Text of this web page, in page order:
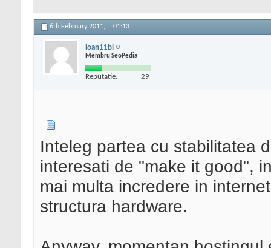
6th February 2011, 01:13
ioan11bl
Membru SeoPedia
Reputatie: 29
Inteleg partea cu stabilitatea
interesati de "make it good",
mai multa incredere in
structura hardware.